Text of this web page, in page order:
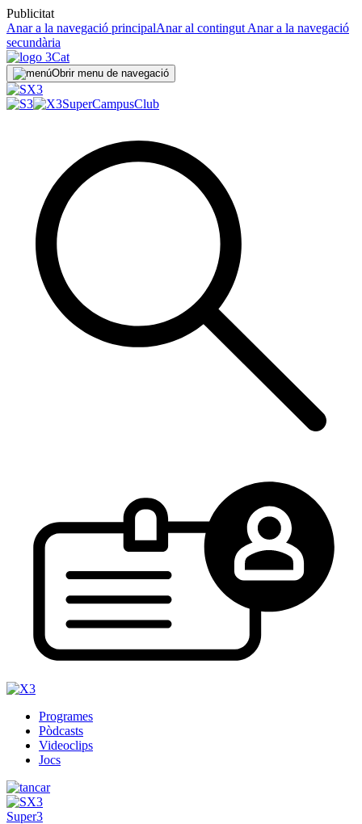
Publicitat
Anar a la navegació principalAnar al contingut Anar a la navegació
secundària
Obrir menu de navegació
SuperCampusClub
Programes
Pòdcasts
Videoclips
Jocs
Super3